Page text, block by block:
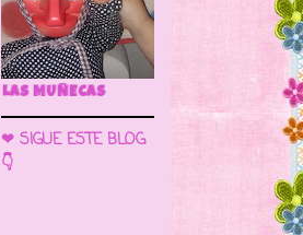
🌼 LA CUEVA DE LAS
❤ SIGUE ESTE BLOG
👇